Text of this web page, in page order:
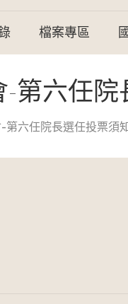
檔案專區
第六任
第六任院長選任投票須